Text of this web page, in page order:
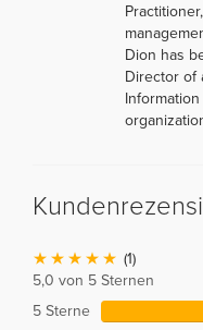
Dion has
Director of
(1)
5,0 von 5 Sternen
5 Sterne